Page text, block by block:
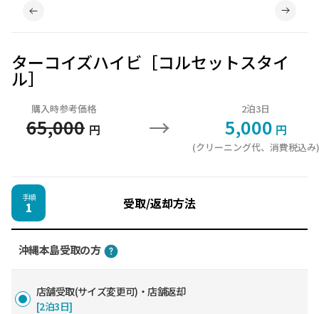
ターコイズハイビ［コルセットスタイ
ル］
購入時参考価格
65,000 円 →
2泊3日
5,000 円
(クリーニング代、消費税込み)
手順
1 受取/返却方法
沖縄本島受取の方
店舗受取(サイズ変更可)・店舗返却
[2泊3日]